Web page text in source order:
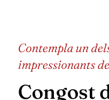
Contempla un
impressionants
Congost